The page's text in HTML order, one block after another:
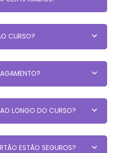
CURSO?
LONGO DO CURSO?
ESTÃO SEGUROS?